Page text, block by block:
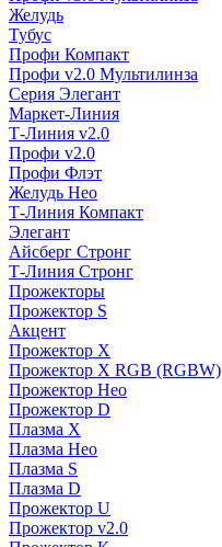
Желудь
Тубус
Профи Компакт
Профи v2.0 Мультилинза
Серия Элегант
Маркет-Линия
Т-Линия v2.0
Профи v2.0
Профи Флэт
Желудь Нео
Т-Линия Компакт
Элегант
Айсберг Стронг
Т-Линия Стронг
Прожекторы
Прожектор S
Акцент
Прожектор X
Прожектор Х RGB (RGBW)
Прожектор Нео
Прожектор D
Плазма X
Плазма Нео
Плазма S
Плазма D
Прожектор U
Прожектор v2.0